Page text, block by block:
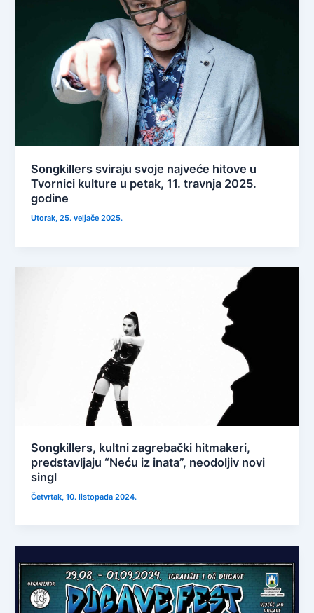
Songkillers sviraju svoje najveće hitove u
Tvornici kulture u petak, 11. travnja 2025.
godine
Utorak, 25. veljače 2025.
Songkillers, kultni zagrebački hitmakeri,
predstavljaju “Neću iz inata”, neodoljiv novi
singl
Četvrtak, 10. listopada 2024.